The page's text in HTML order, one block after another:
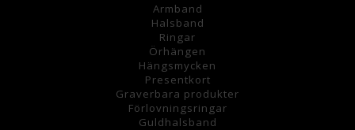
Armband
Halsband
Ringar
Örhängen
Hängsmycken
Presentkort
Graverbara produkter
Förlovningsringar
Guldhalsband